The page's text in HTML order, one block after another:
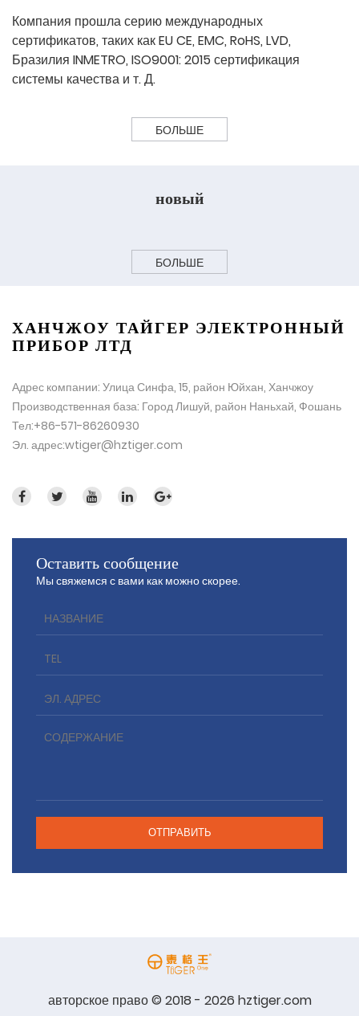
Компания прошла серию международных
сертификатов, таких как EU CE, EMC, RoHS, LVD,
Бразилия INMETRO, ISO9001: 2015 сертификация
системы качества и т. Д.
БОЛЬШЕ
новый
БОЛЬШЕ
ХАНЧЖОУ ТАЙГЕР ЭЛЕКТРОННЫЙ
ПРИБОР ЛТД
Адрес компании: Улица Синфа, 15, район Юйхан, Ханчжоу
Производственная база: Город Лишуй, район Наньхай, Фошань
Тел:+86-571-86260930
Эл. адрес:wtiger@hztiger.com
Оставить сообщение
Мы свяжемся с вами как можно скорее.
авторское право © 2018 - 2026 hztiger.com